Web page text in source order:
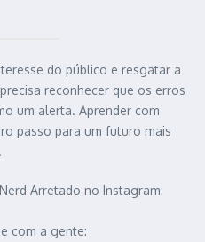
do público e resgatar a
reconhecer que os erros
um alerta. Aprender com
passo para um futuro mais
Arretado no Instagram:
com a gente: